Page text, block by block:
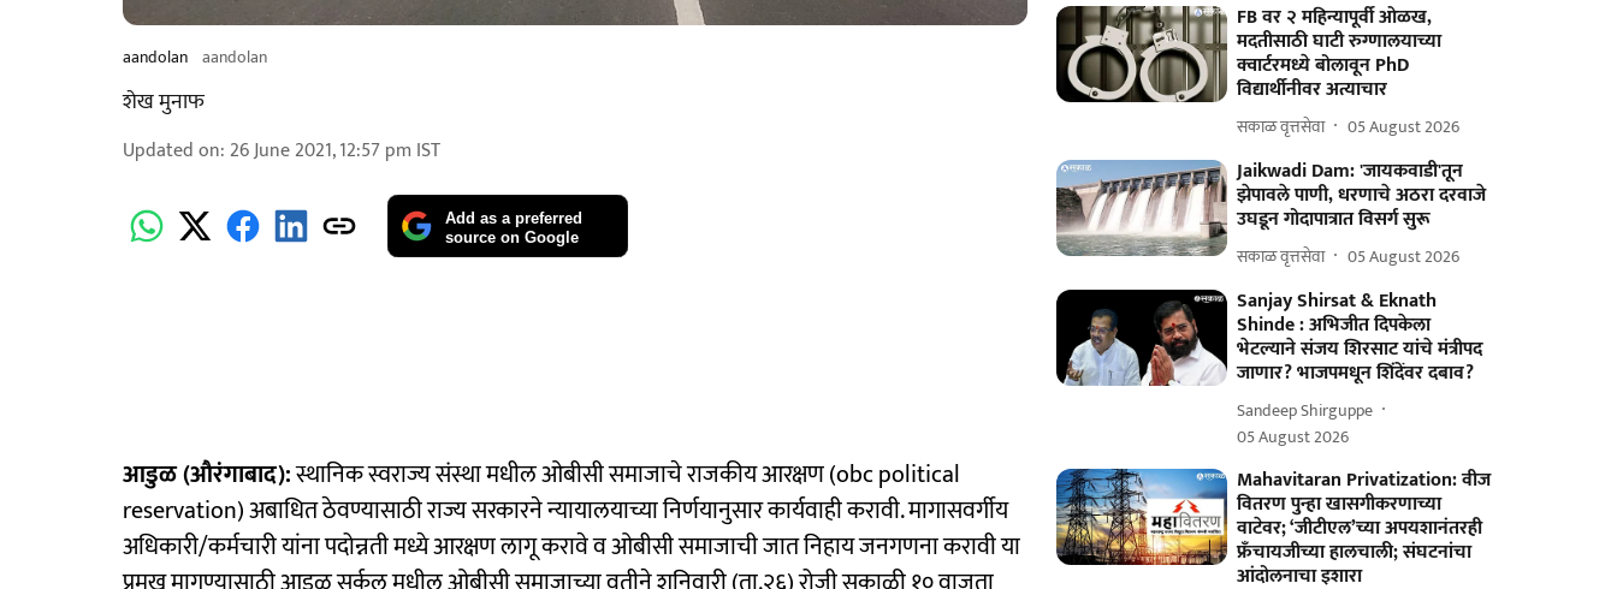
aandolan aandolan
शेख मुनाफ
Updated on: 26 June 2021, 12:57 pm IST
Add as a preferred
source on Google
आडुळ (औरंगाबाद):स्थानिक स्वराज्य संस्था मधील ओबीसी समाजाचे राजकीय आरक्षण (obc political
reservation) अबाधित ठेवण्यासाठी राज्य सरकारने न्यायालयाच्या निर्णयानुसार कार्यवाही करावी. मागासवर्गीय
अधिकारी/कर्मचारी यांना पदोन्नती मध्ये आरक्षण लागू करावे व ओबीसी समाजाची जात निहाय जनगणना करावी या
FB वर २ महिन्यापूर्वी ओळख,
मदतीसाठी घाटी रुग्णालयाच्या
क्वार्टरमध्ये बोलावून PhD
विद्यार्थीनीवर अत्याचार
सकाळ वृत्तसेवा 05 August 2026
Jaikwadi Dam: 'जायकवाडी'तून
झेपावले पाणी, धरणाचे अठरा दरवाजे
उघडून गोदापात्रात विसर्ग सुरू
सकाळ वृत्तसेवा 05 August 2026
Sanjay Shirsat & Eknath
Shinde : अभिजीत दिपकेला
भेटल्याने संजय शिरसाट यांचे मंत्रीपद
जाणार? भाजपमधून शिंदेंवर दबाव?
Sandeep Shirguppe
05 August 2026
Mahavitaran Privatization: वीज
वितरण पुन्हा खासगीकरणाच्या
वाटेवर; ‘जीटीएल’च्या अपयशानंतरही
फ्रँचायजीच्या हालचाली; संघटनांचा
आंदोलनाचा इशारा